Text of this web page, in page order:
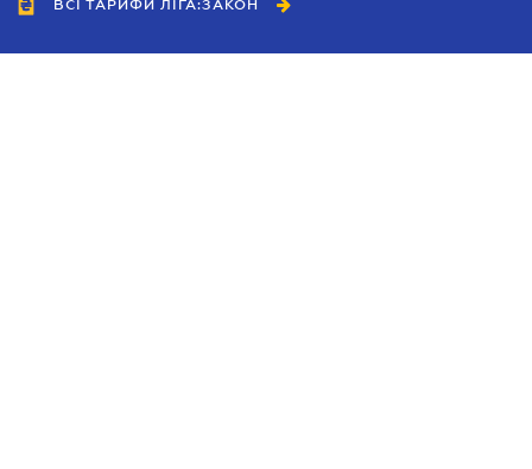
ВСІ ТАРИФИ ЛІГА:ЗАКОН